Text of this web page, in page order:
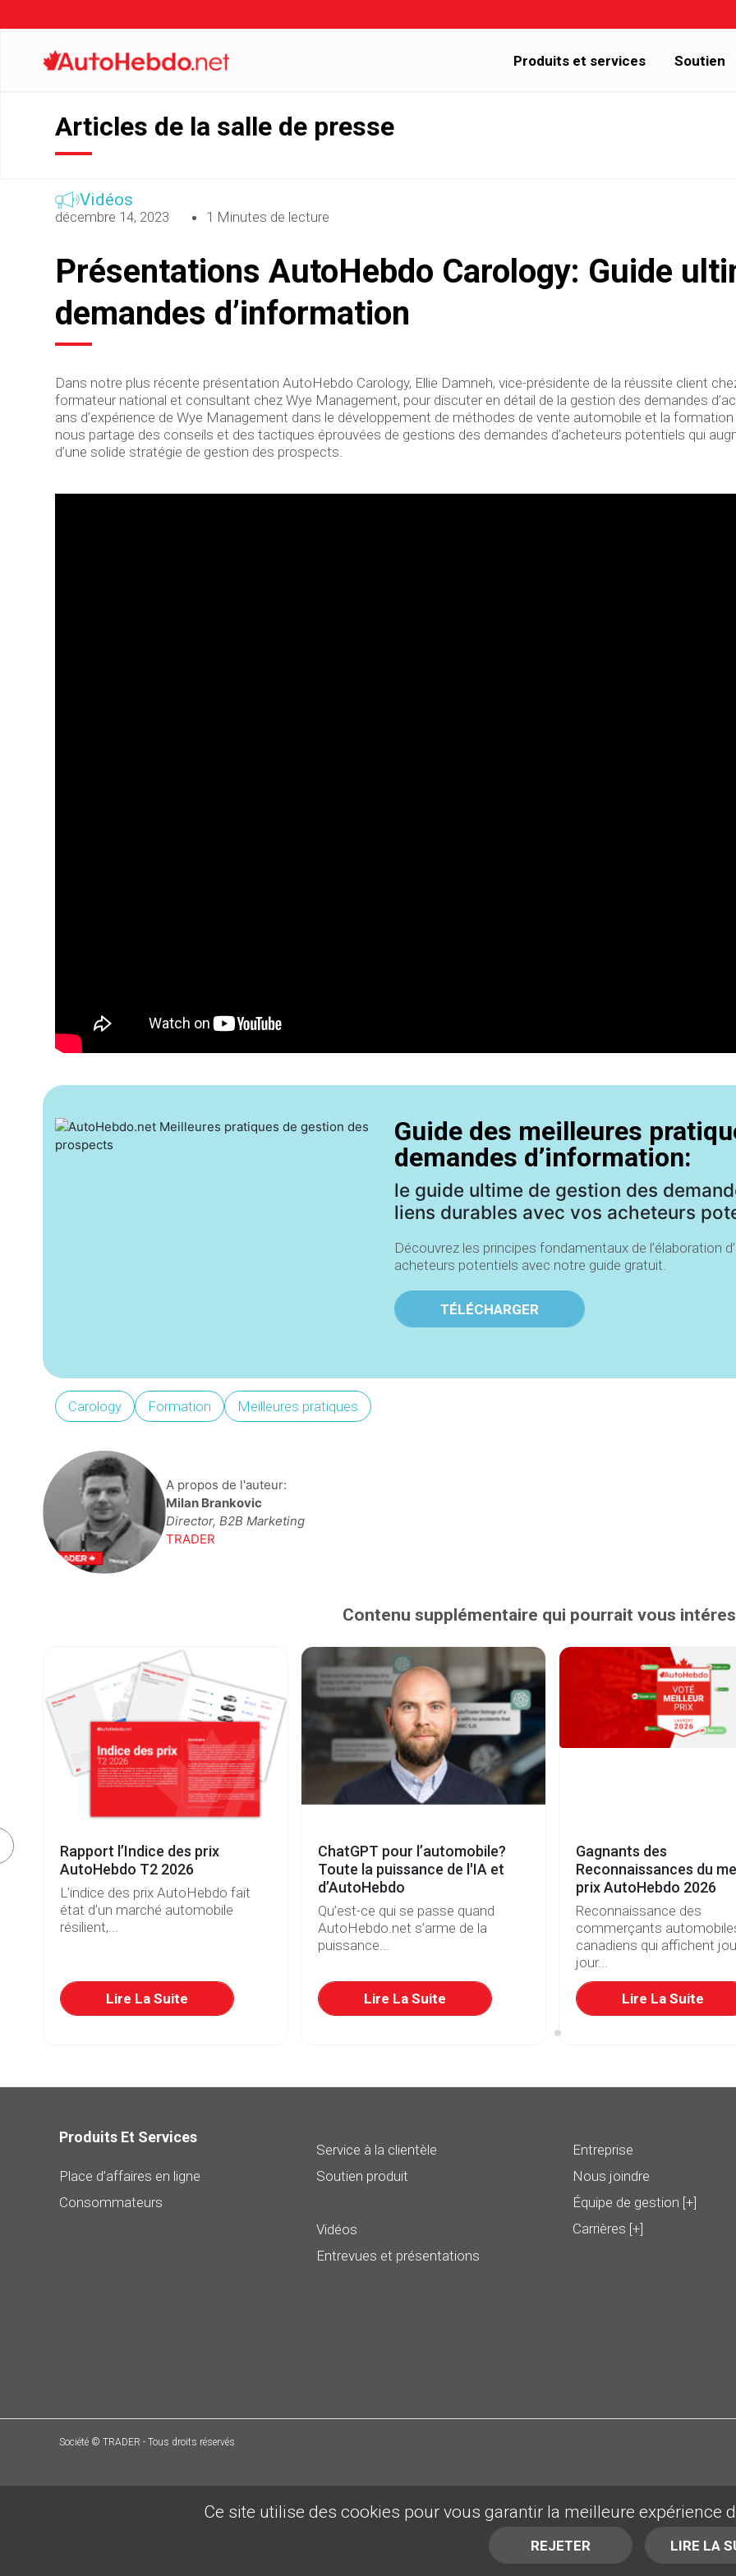
Produits et services Soutien
Articles de la salle de presse
Vidéos
décembre 14, 2023 1 Minutes de lecture
Présentations AutoHebdo Carology: Guide
demandes d’information
Dans notre plus récente présentation AutoHebdo Carology, Ellie Damneh, vice-présidente de la réussite client
formateur national et consultant chez Wye Management, pour discuter en détail de la gestion des demandes
ans d’expérience de Wye Management dans le développement de méthodes de vente automobile et la
nous partage des conseils et des tactiques éprouvées de gestions des demandes d’acheteurs potentiels qui
d’une solide stratégie de gestion des prospects.
Guide des meilleures
demandes d’information:
le guide ultime de gestion des
liens durables avec vos acheteurs
Découvrez les principes fondamentaux de l’élaboration
acheteurs potentiels avec notre guide gratuit.
TÉLÉCHARGER
Carology Formation Meilleures pratiques
A propos de l'auteur:
Milan Brankovic
Director, B2B Marketing
TRADER
Contenu supplémentaire qui pourrait vous
Rapport l’Indice des prix
AutoHebdo T2 2026
L’indice des prix AutoHebdo fait
état d’un marché automobile
résilient,...
Lire La Suite
ChatGPT pour l’automobile?
Toute la puissance de l'IA et
d’AutoHebdo
Qu’est-ce qui se passe quand
AutoHebdo.net s’arme de la
puissance...
Lire La Suite
Gagnants des
Reconnaissances du
prix AutoHebdo 2026
Reconnaissance des
commerçants
canadiens qui affichent
jour...
Lire La Suite
Produits Et Services
Place d’affaires en ligne
Consommateurs
Service à la clientèle
Soutien produit
Vidéos
Entrevues et présentations
Entreprise
Nous joindre
Équipe de gestion [+]
Carrières [+]
Société © TRADER - Tous droits réservés
Ce site utilise des cookies pour vous garantir la meilleure expérience
REJETER LIRE LA